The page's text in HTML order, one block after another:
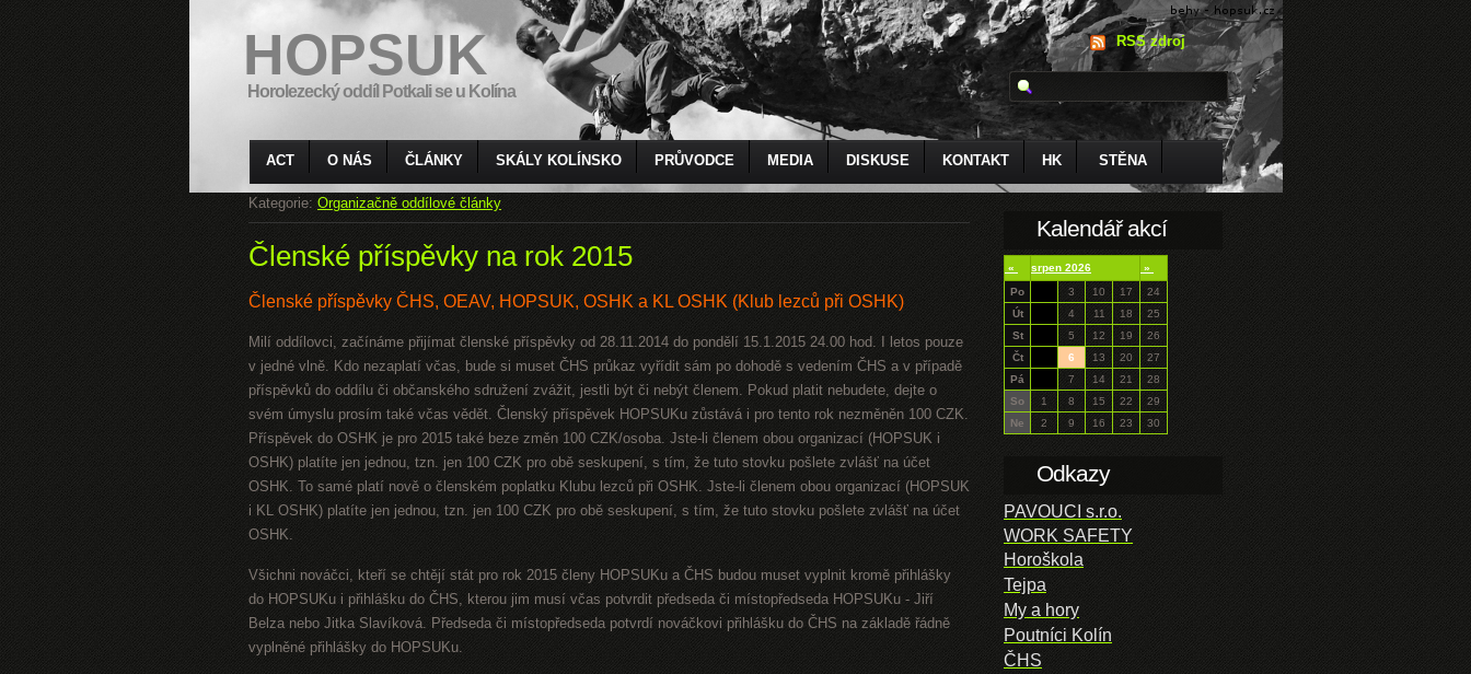
HOPSUK
Horolezecký oddíl Potkali se u Kolína
RSS zdroj
ACT O NÁS ČLÁNKY SKÁLY KOLÍNSKO PRŮVODCE MEDIA DISKUSE KONTAKT HK STĚNA
Kategorie: Organizačně oddílové články
Členské příspěvky na rok 2015
Členské příspěvky ČHS, OEAV, HOPSUK, OSHK a KL OSHK (Klub lezců při OSHK)
Milí oddílovci, začínáme přijímat členské příspěvky od 28.11.2014 do pondělí 15.1.2015 24.00 hod. I letos pouze
v jedné vlně. Kdo nezaplatí včas, bude si muset ČHS průkaz vyřídit sám po dohodě s vedením ČHS a v případě
příspěvků do oddílu či občanského sdružení zvážit, jestli být či nebýt členem. Pokud platit nebudete, dejte o
svém úmyslu prosím také včas vědět. Členský příspěvek HOPSUKu zůstává i pro tento rok nezměněn 100 CZK.
Příspěvek do OSHK je pro 2015 také beze změn 100 CZK/osoba. Jste-li členem obou organizací (HOPSUK i
OSHK) platíte jen jednou, tzn. jen 100 CZK pro obě seskupení, s tím, že tuto stovku pošlete zvlášť na účet
OSHK. To samé platí nově o členském poplatku Klubu lezců při OSHK. Jste-li členem obou organizací (HOPSUK
i KL OSHK) platíte jen jednou, tzn. jen 100 CZK pro obě seskupení, s tím, že tuto stovku pošlete zvlášť na účet
OSHK.
Všichni nováčci, kteří se chtějí stát pro rok 2015 členy HOPSUKu a ČHS budou muset vyplnit kromě přihlášky
do HOPSUKu i přihlášku do ČHS, kterou jim musí včas potvrdit předseda či místopředseda HOPSUKu - Jiří
Belza nebo Jitka Slavíková. Předseda či místopředseda potvrdí nováčkovi přihlášku do ČHS na základě řádně
vyplněné přihlášky do HOPSUKu.
Kalendář akcí
« srpen 2026
»
Po
3 10 17
24
Út
4 11 18
25
St
5 12 19
26
Čt
6 13 20
27
Pá
7 14 21
28
So
1 8 15 22
29
Ne
2 9 16 23 30
Odkazy
PAVOUCI s.r.o.
WORK SAFETY
Horoškola
Tejpa
My a hory
Poutníci Kolín
ČHS